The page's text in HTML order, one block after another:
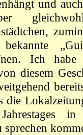
und
Ich habe
diesem
die
in
sprechen